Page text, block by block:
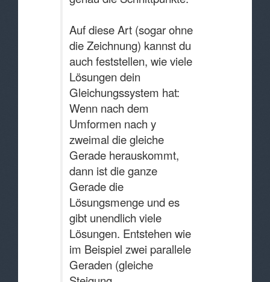
Auf diese Art (sogar ohne
die Zeichnung) kannst du
auch feststellen, wie viele
Lösungen dein
Gleichungssystem hat:
Wenn nach dem
Umformen nach y
zweimal die gleiche
Gerade herauskommt,
dann ist die ganze
Gerade die
Lösungsmenge und es
gibt unendlich viele
Lösungen. Entstehen wie
im Beispiel zwei parallele
Geraden (gleiche